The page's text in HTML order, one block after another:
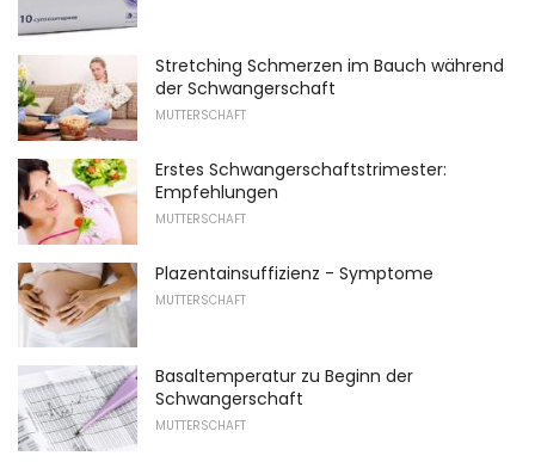
Stretching Schmerzen im Bauch während
der Schwangerschaft
MUTTERSCHAFT
Erstes Schwangerschaftstrimester:
Empfehlungen
MUTTERSCHAFT
Plazentainsuffizienz - Symptome
MUTTERSCHAFT
Basaltemperatur zu Beginn der
Schwangerschaft
MUTTERSCHAFT